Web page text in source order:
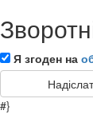
Я згоден на
#}